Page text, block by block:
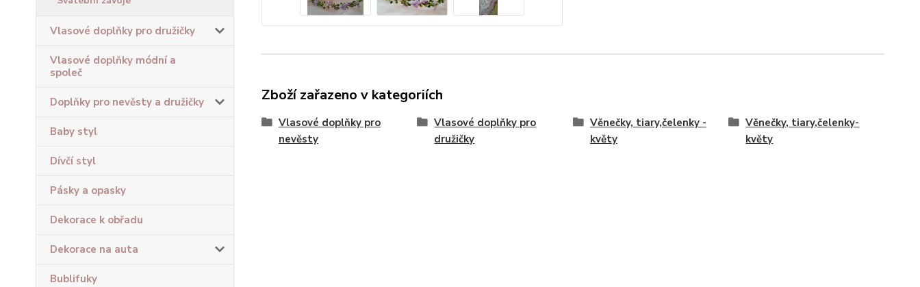
Vlasové doplňky pro družičky
Vlasové doplňky módní a
společ
Doplňky pro nevěsty a družičky
Baby styl
Dívčí styl
Pásky a opasky
Dekorace k obřadu
Dekorace na auta
Bublifuky
Zboží zařazeno v kategoriích
Vlasové doplňky pro
nevěsty
Vlasové doplňky pro
družičky
Věnečky, tiary,čelenky -
květy
Věnečky, tiary,čelenky-
květy